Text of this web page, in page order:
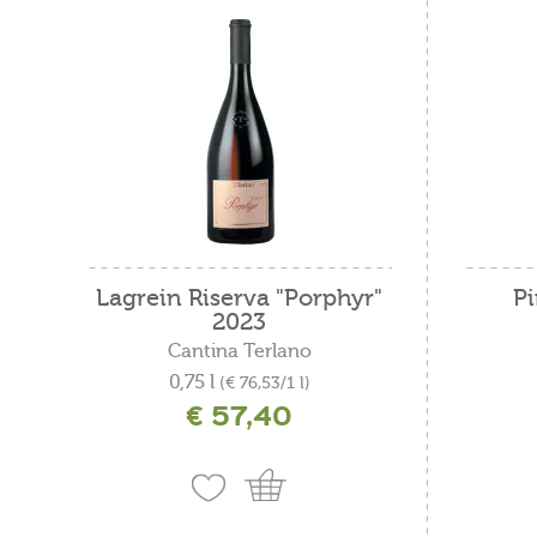
Lagrein Riserva "Porphyr"
2023
Cantina Terlano
0,75 l (€ 76,53/1 l)
incl. IVA più costi di spedizione
€ 57,40